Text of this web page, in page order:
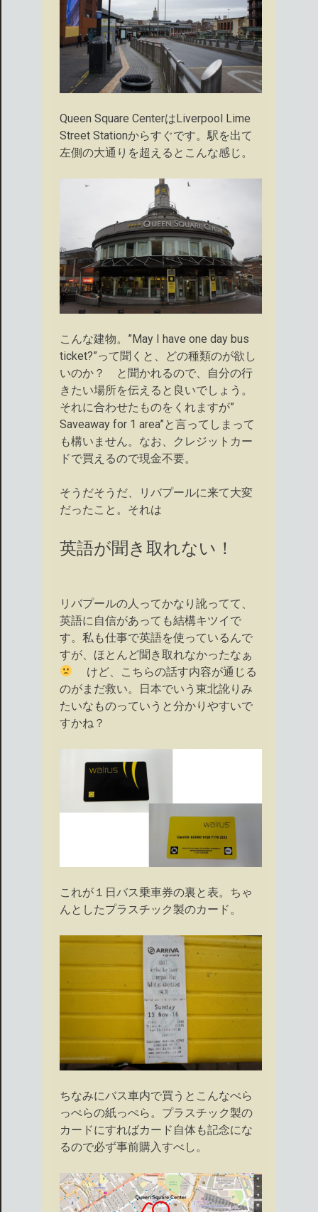
Queen Square CenterはLiverpool Lime
Street Stationからすぐです。駅を出て
左側の大通りを超えるとこんな感じ。
こんな建物。”May I have one day bus
ticket?”って聞くと、どの種類のが欲し
いのか？ と聞かれるので、自分の行
きたい場所を伝えると良いでしょう。
それに合わせたものをくれますが”​
Saveaway for 1 area”と言ってしまって
も構いません。なお、クレジットカー
ドで買えるので現金不要。
そうだそうだ、リバプールに来て大変
だったこと。それは
英語が聞き取れない！
リバプールの人ってかなり訛ってて、
英語に自信があっても結構キツイで
す。私も仕事で英語を使っているんで
すが、ほとんど聞き取れなかったなぁ
けど、こちらの話す内容が通じる
のがまだ救い。日本でいう東北訛りみ
たいなものっていうと分かりやすいで
すかね？
これが１日バス乗車券の裏と表。ちゃ
んとしたプラスチック製のカード。
ちなみにバス車内で買うとこんなぺら
っぺらの紙っぺら。プラスチック製の
カードにすればカード自体も記念にな
るので必ず事前購入すべし。